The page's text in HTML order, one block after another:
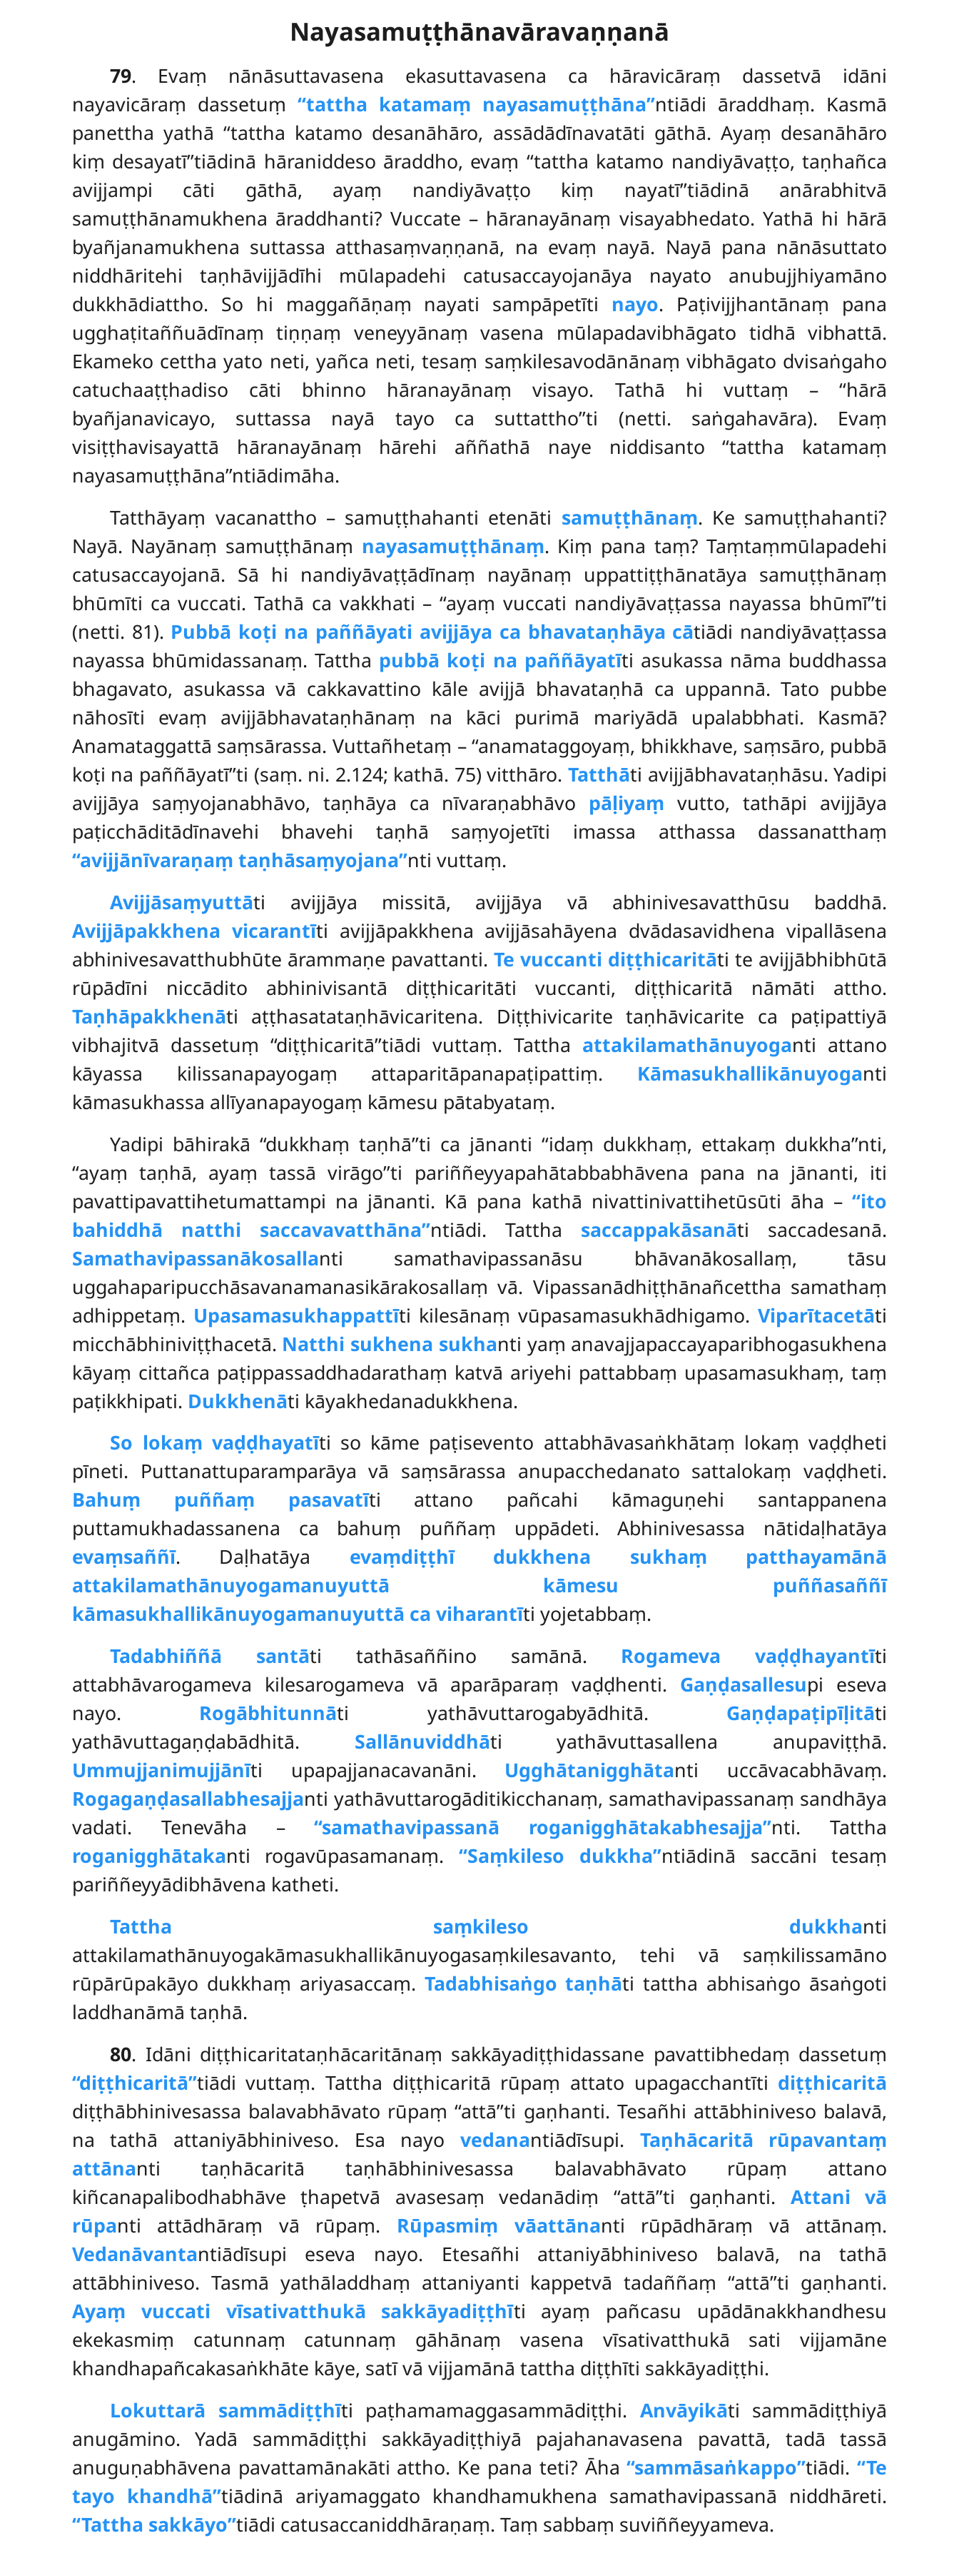
Nayasamuṭṭhānavāravaṇṇanā
79. Evaṃ nānāsuttavasena ekasuttavasena ca hāravicāraṃ dassetvā idāni
nayavicāraṃ dassetuṃ ‘‘tattha katamaṃ nayasamuṭṭhāna’’ntiādi āraddhaṃ. Kasmā
panettha yathā ‘‘tattha katamo desanāhāro, assādādīnavatāti gāthā. Ayaṃ desanāhāro
kiṃ desayatī’’tiādinā hāraniddeso āraddho, evaṃ ‘‘tattha katamo nandiyāvaṭṭo, taṇhañca
avijjampi cāti gāthā, ayaṃ nandiyāvaṭṭo kiṃ nayatī’’tiādinā anārabhitvā
samuṭṭhānamukhena āraddhanti? Vuccate – hāranayānaṃ visayabhedato. Yathā hi hārā
byañjanamukhena suttassa atthasaṃvaṇṇanā, na evaṃ nayā. Nayā pana nānāsuttato
niddhāritehi taṇhāvijjādīhi mūlapadehi catusaccayojanāya nayato anubujjhiyamāno
dukkhādiattho. So hi maggañāṇaṃ nayati sampāpetīti nayo. Paṭivijjhantānaṃ pana
ugghaṭitaññuādīnaṃ tiṇṇaṃ veneyyānaṃ vasena mūlapadavibhāgato tidhā vibhattā.
Ekameko cettha yato neti, yañca neti, tesaṃ saṃkilesavodānānaṃ vibhāgato dvisaṅgaho
catuchaaṭṭhadiso cāti bhinno hāranayānaṃ visayo. Tathā hi vuttaṃ – ‘‘hārā
byañjanavicayo, suttassa nayā tayo ca suttattho’’ti (netti. saṅgahavāra). Evaṃ
visiṭṭhavisayattā hāranayānaṃ hārehi aññathā naye niddisanto ‘‘tattha katamaṃ
nayasamuṭṭhāna’’ntiādimāha.
Tatthāyaṃ vacanattho – samuṭṭhahanti etenāti samuṭṭhānaṃ. Ke samuṭṭhahanti?
Nayā. Nayānaṃ samuṭṭhānaṃ nayasamuṭṭhānaṃ. Kiṃ pana taṃ? Taṃtaṃmūlapadehi
catusaccayojanā. Sā hi nandiyāvaṭṭādīnaṃ nayānaṃ uppattiṭṭhānatāya samuṭṭhānaṃ
bhūmīti ca vuccati. Tathā ca vakkhati – ‘‘ayaṃ vuccati nandiyāvaṭṭassa nayassa bhūmī’’ti
(netti. 81). Pubbā koṭi na paññāyati avijjāya ca bhavataṇhāya cātiādi nandiyāvaṭṭassa
nayassa bhūmidassanaṃ. Tattha pubbā koṭi na paññāyatīti asukassa nāma buddhassa
bhagavato, asukassa vā cakkavattino kāle avijjā bhavataṇhā ca uppannā. Tato pubbe
nāhosīti evaṃ avijjābhavataṇhānaṃ na kāci purimā mariyādā upalabbhati. Kasmā?
Anamataggattā saṃsārassa. Vuttañhetaṃ – ‘‘anamataggoyaṃ, bhikkhave, saṃsāro, pubbā
koṭi na paññāyatī’’ti (saṃ. ni. 2.124; kathā. 75) vitthāro.Tatthāti avijjābhavataṇhāsu. Yadipi
avijjāya saṃyojanabhāvo, taṇhāya ca nīvaraṇabhāvo pāḷiyaṃ vutto, tathāpi avijjāya
paṭicchāditādīnavehi bhavehi taṇhā saṃyojetīti imassa atthassa dassanatthaṃ
‘‘avijjānīvaraṇaṃ taṇhāsaṃyojana’’nti vuttaṃ.
Avijjāsaṃyuttāti avijjāya missitā, avijjāya vā abhinivesavatthūsu baddhā.
Avijjāpakkhena vicarantīti avijjāpakkhena avijjāsahāyena dvādasavidhena vipallāsena
abhinivesavatthubhūte ārammaṇe pavattanti. Te vuccanti diṭṭhicaritāti te avijjābhibhūtā
rūpādīni niccādito abhinivisantā diṭṭhicaritāti vuccanti, diṭṭhicaritā nāmāti attho.
Taṇhāpakkhenāti aṭṭhasatataṇhāvicaritena. Diṭṭhivicarite taṇhāvicarite ca paṭipattiyā
vibhajitvā dassetuṃ ‘‘diṭṭhicaritā’’tiādi vuttaṃ. Tattha attakilamathānuyoganti attano
kāyassa kilissanapayogaṃ attaparitāpanapaṭipattiṃ. Kāmasukhallikānuyoganti
kāmasukhassa allīyanapayogaṃ kāmesu pātabyataṃ.
Yadipi bāhirakā ‘‘dukkhaṃ taṇhā’’ti ca jānanti ‘‘idaṃ dukkhaṃ, ettakaṃ dukkha’’nti,
‘‘ayaṃ taṇhā, ayaṃ tassā virāgo’’ti pariññeyyapahātabbabhāvena pana na jānanti, iti
pavattipavattihetumattampi na jānanti. Kā pana kathā nivattinivattihetūsūti āha –‘‘ito
bahiddhā natthi saccavavatthāna’’ntiādi. Tattha saccappakāsanāti saccadesanā.
Samathavipassanākosallanti samathavipassanāsu bhāvanākosallaṃ, tāsu
uggahaparipucchāsavanamanasikārakosallaṃ vā. Vipassanādhiṭṭhānañcettha samathaṃ
adhippetaṃ. Upasamasukhappattīti kilesānaṃ vūpasamasukhādhigamo.Viparītacetāti
micchābhiniviṭṭhacetā. Natthi sukhena sukhanti yaṃ anavajjapaccayaparibhogasukhena
kāyaṃ cittañca paṭippassaddhadarathaṃ katvā ariyehi pattabbaṃ upasamasukhaṃ, taṃ
paṭikkhipati. Dukkhenāti kāyakhedanadukkhena.
So lokaṃ vaḍḍhayatīti so kāme paṭisevento attabhāvasaṅkhātaṃ lokaṃ vaḍḍheti
pīneti. Puttanattuparamparāya vā saṃsārassa anupacchedanato sattalokaṃ vaḍḍheti.
Bahuṃ puññaṃ pasavatīti attano pañcahi kāmaguṇehi santappanena
puttamukhadassanena ca bahuṃ puññaṃ uppādeti. Abhinivesassa nātidaḷhatāya
evaṃsaññī. Daḷhatāya evaṃdiṭṭhī dukkhena sukhaṃ patthayamānā
attakilamathānuyogamanuyuttā kāmesu puññasaññī
kāmasukhallikānuyogamanuyuttā ca viharantīti yojetabbaṃ.
Tadabhiññā santāti tathāsaññino samānā. Rogameva vaḍḍhayantīti
attabhāvarogameva kilesarogameva vā aparāparaṃ vaḍḍhenti. Gaṇḍasallesupi eseva
nayo. Rogābhitunnāti yathāvuttarogabyādhitā. Gaṇḍapaṭipīḷitāti
yathāvuttagaṇḍabādhitā. Sallānuviddhāti yathāvuttasallena anupaviṭṭhā.
Ummujjanimujjānīti upapajjanacavanāni. Ugghātanigghātanti uccāvacabhāvaṃ.
Rogagaṇḍasallabhesajjanti yathāvuttarogāditikicchanaṃ, samathavipassanaṃ sandhāya
vadati. Tenevāha –‘‘samathavipassanā roganigghātakabhesajja’’nti. Tattha
roganigghātakanti rogavūpasamanaṃ.‘‘Saṃkileso dukkha’’ntiādinā saccāni tesaṃ
pariññeyyādibhāvena katheti.
Tattha saṃkileso dukkhanti
attakilamathānuyogakāmasukhallikānuyogasaṃkilesavanto, tehi vā saṃkilissamāno
rūpārūpakāyo dukkhaṃ ariyasaccaṃ. Tadabhisaṅgo taṇhāti tattha abhisaṅgo āsaṅgoti
laddhanāmā taṇhā.
80. Idāni diṭṭhicaritataṇhācaritānaṃ sakkāyadiṭṭhidassane pavattibhedaṃ dassetuṃ
‘‘diṭṭhicaritā’’tiādi vuttaṃ. Tattha diṭṭhicaritā rūpaṃ attato upagacchantīti diṭṭhicaritā
diṭṭhābhinivesassa balavabhāvato rūpaṃ ‘‘attā’’ti gaṇhanti. Tesañhi attābhiniveso balavā,
na tathā attaniyābhiniveso. Esa nayo vedanantiādīsupi. Taṇhācaritā rūpavantaṃ
attānanti taṇhācaritā taṇhābhinivesassa balavabhāvato rūpaṃ attano
kiñcanapalibodhabhāve ṭhapetvā avasesaṃ vedanādiṃ ‘‘attā’’ti gaṇhanti. Attani vā
rūpanti attādhāraṃ vā rūpaṃ. Rūpasmiṃ vāattānanti rūpādhāraṃ vā attānaṃ.
Vedanāvantantiādīsupi eseva nayo. Etesañhi attaniyābhiniveso balavā, na tathā
attābhiniveso. Tasmā yathāladdhaṃ attaniyanti kappetvā tadaññaṃ ‘‘attā’’ti gaṇhanti.
Ayaṃ vuccati vīsativatthukā sakkāyadiṭṭhīti ayaṃ pañcasu upādānakkhandhesu
ekekasmiṃ catunnaṃ catunnaṃ gāhānaṃ vasena vīsativatthukā sati vijjamāne
khandhapañcakasaṅkhāte kāye, satī vā vijjamānā tattha diṭṭhīti sakkāyadiṭṭhi.
Lokuttarā sammādiṭṭhīti paṭhamamaggasammādiṭṭhi. Anvāyikāti sammādiṭṭhiyā
anugāmino. Yadā sammādiṭṭhi sakkāyadiṭṭhiyā pajahanavasena pavattā, tadā tassā
anuguṇabhāvena pavattamānakāti attho. Ke pana teti? Āha‘‘sammāsaṅkappo’’tiādi.‘‘Te
tayo khandhā’’tiādinā ariyamaggato khandhamukhena samathavipassanā niddhāreti.
‘‘Tattha sakkāyo’’tiādi catusaccaniddhāraṇaṃ. Taṃ sabbaṃ suviññeyyameva.